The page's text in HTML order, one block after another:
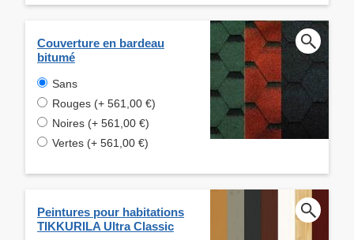
Couverture en bardeau
bitumé
Sans
Rouges (+ 561,00 €)
Noires (+ 561,00 €)
Vertes (+ 561,00 €)
Peintures pour habitations
TIKKURILA Ultra Classic